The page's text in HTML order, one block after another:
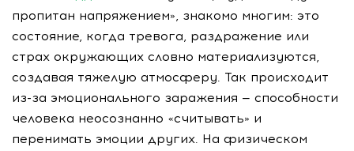
пропитан напряжением», знакомо многим: это
состояние, когда тревога, раздражение или
страх окружающих словно материализуются,
создавая тяжелую атмосферу. Так происходит
из-за эмоционального заражения — способности
человека неосознанно «считывать» и
перенимать эмоции других. На физическом